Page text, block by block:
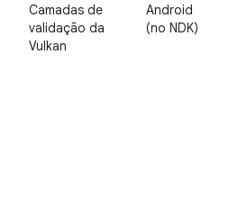
Camadas de
validação da
Vulkan
Android
(no NDK)